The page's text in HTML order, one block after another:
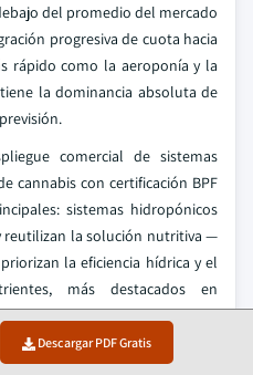
Descargar PDF Gratis
del promedio del mercado
progresiva de cuota hacia
rápido como la aeroponía y la
la dominancia absoluta de
comercial de sistemas
cannabis con certificación BPF
sistemas hidropónicos
reutilizan la solución nutritiva —
la eficiencia hídrica y el
más destacados en
las operaciones de CEA
Farms International y la
certificada por BPF de